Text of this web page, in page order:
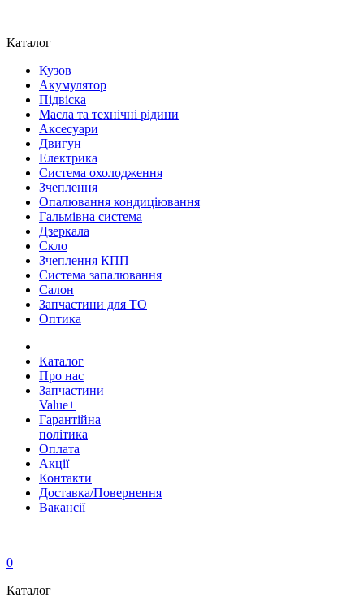
Каталог
Кузов
Акумулятор
Підвіска
Масла та технічні рідини
Аксесуари
Двигун
Електрика
Система охолодження
Зчеплення
Опалювання кондиціювання
Гальмівна система
Дзеркала
Скло
Зчеплення КПП
Система запалювання
Салон
Запчастини для ТО
Оптика
Каталог
Про нас
Запчастини
Value+
Гарантійна
політика
Оплата
Акції
Контакти
Доставка/Повернення
Вакансії
0
Каталог